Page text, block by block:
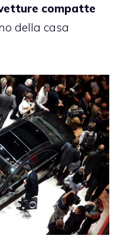
compatte
della casa